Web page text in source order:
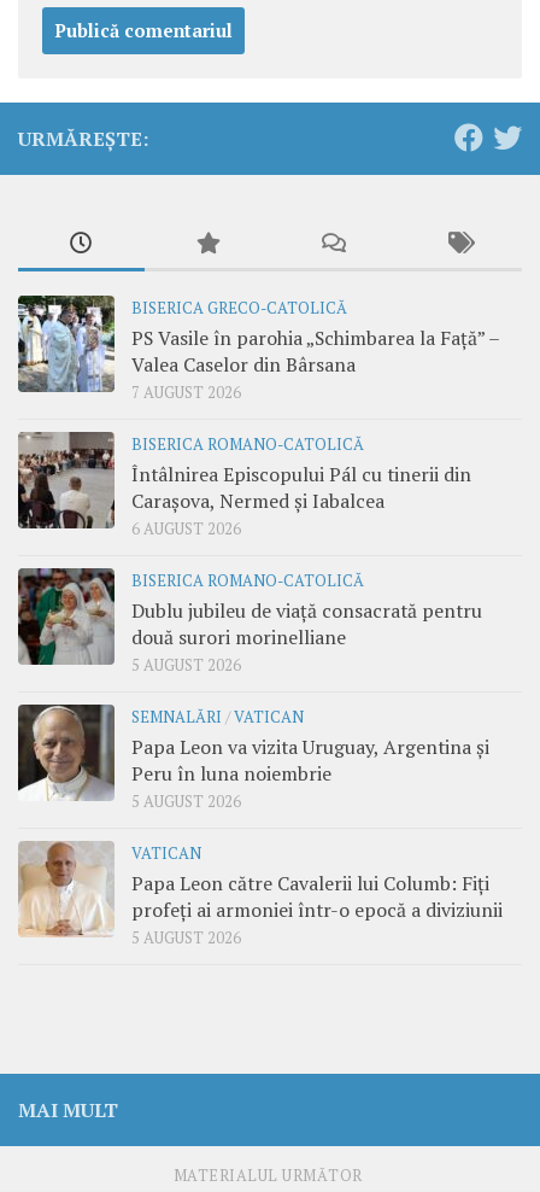
URMĂREȘTE:
BISERICA GRECO-CATOLICĂ
PS Vasile în parohia „Schimbarea la Față” –
Valea Caselor din Bârsana
7 AUGUST 2026
BISERICA ROMANO-CATOLICĂ
Întâlnirea Episcopului Pál cu tinerii din
Carașova, Nermed și Iabalcea
6 AUGUST 2026
BISERICA ROMANO-CATOLICĂ
Dublu jubileu de viață consacrată pentru
două surori morinelliane
5 AUGUST 2026
SEMNALĂRI /VATICAN
Papa Leon va vizita Uruguay, Argentina și
Peru în luna noiembrie
5 AUGUST 2026
VATICAN
Papa Leon către Cavalerii lui Columb: Fiți
profeți ai armoniei într-o epocă a diviziunii
5 AUGUST 2026
MAI MULT
MATERIALUL URMĂTOR